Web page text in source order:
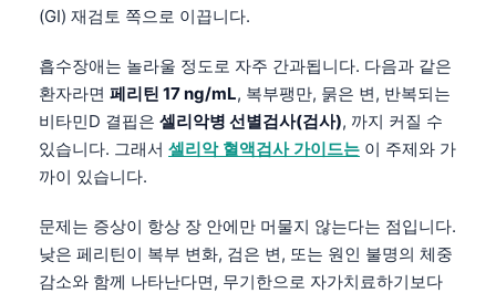
(GI) 재검토 쪽으로 이끕니다.
흡수장애는 놀라울 정도로 자주 간과됩니다. 다음과 같은
환자라면 페리틴 17 ng/mL, 복부팽만, 묽은 변, 반복되는
비타민D 결핍은 셀리악병 선별검사(검사), 까지 커질 수
있습니다. 그래서 셀리악 혈액검사 가이드는 이 주제와 가
까이 있습니다.
문제는 증상이 항상 장 안에만 머물지 않는다는 점입니다.
낮은 페리틴이 복부 변화, 검은 변, 또는 원인 불명의 체중
감소와 함께 나타난다면, 무기한으로 자가치료하기보다
தமிழ்
ગુજરાતી
മലയാളം
Bahasa Melayu
Tiếng Việt
ไทย